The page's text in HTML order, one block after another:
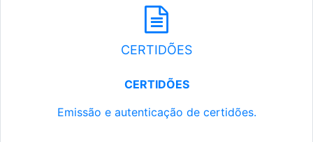
CERTIDÕES
CERTIDÕES
Emissão e autenticação de certidões.